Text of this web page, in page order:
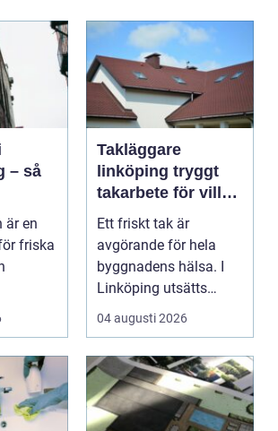
– så
är en
friska
Takläggare
linköping tryggt
takarbete för villa,
brf och företag
Ett friskt tak är
avgörande för hela
byggnadens hälsa. I
Linköping utsätts
taken för stora
temperatu...
04 augusti 2026